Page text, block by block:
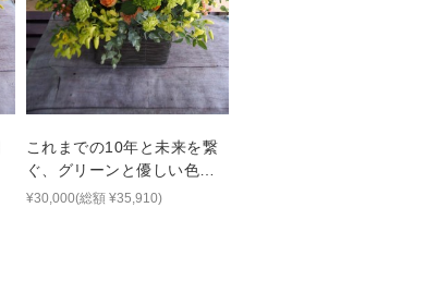
これまでの10年と未来を繋
ぐ、グリーンと優しい色味
を添えた周年祝い花
¥30,000(総額 ¥35,910)